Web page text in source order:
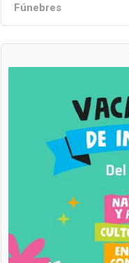
Fúnebres